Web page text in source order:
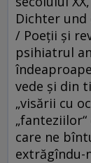
Dichter und
/ Poeții și
psihiatrul
vede și din
„visării cu
care ne
extrăgîndu-